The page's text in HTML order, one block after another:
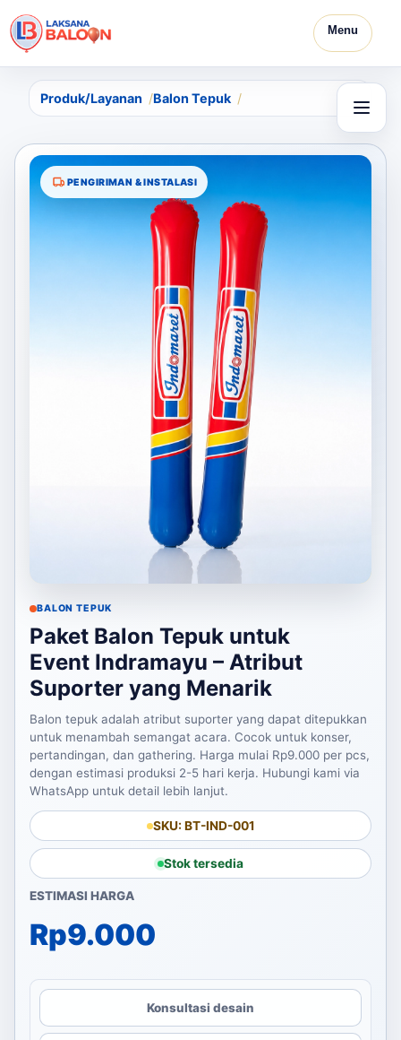
Menu
Produk/Layanan Balon Tepuk
PENGIRIMAN & INSTALASI
BALON TEPUK
Paket Balon Tepuk untuk
Event Indramayu – Atribut
Suporter yang Menarik
Balon tepuk adalah atribut suporter yang dapat ditepukkan
untuk menambah semangat acara. Cocok untuk konser,
pertandingan, dan gathering. Harga mulai Rp9.000 per pcs,
dengan estimasi produksi 2-5 hari kerja. Hubungi kami via
WhatsApp untuk detail lebih lanjut.
SKU: BT-IND-001
Stok tersedia
ESTIMASI HARGA
Rp9.000
Konsultasi desain